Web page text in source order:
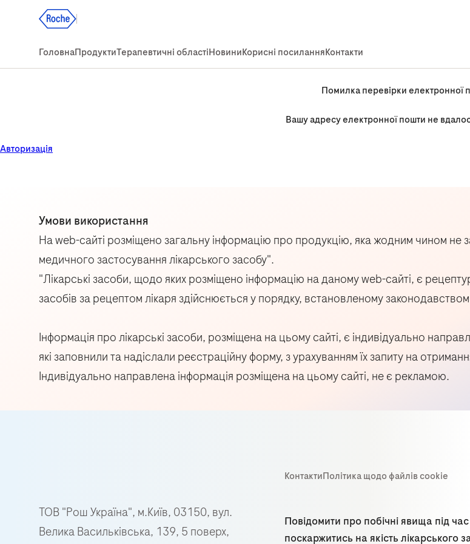
Помилка перевірки електронної
Вашу адресу електронної пошти не
Авторизація
Умови використання
На web-сайті розміщено загальну інформацію про продукцію, яка жодним чином не
медичного застосування лікарського засобу".
"Лікарські засоби, щодо яких розміщено інформацію на даному web-сайті, є
засобів за рецептом лікаря здійснюється у порядку, встановленому
Інформація про лікарські засоби, розміщена на цьому сайті, є індивідуально
які заповнили та надіслали реєстраційну форму, з урахуванням їх запиту на
Індивідуально направлена інформація розміщена на цьому сайті, не є рекламою.
ТОВ "Рош Україна", м.Київ, 03150, вул.
Велика Васильківська, 139, 5 поверх,
Повідомити про побічні явища під
поскаржитись на якість лікарського